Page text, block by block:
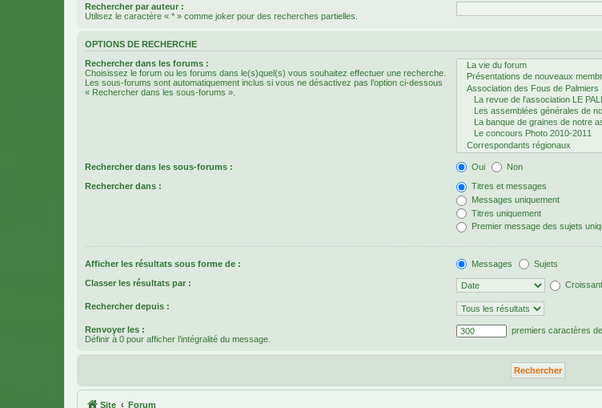
Rechercher par auteur :
Utilisez le caractère « * » comme joker pour des recherches partielles.
OPTIONS DE RECHERCHE
Rechercher dans les forums :
Choisissez le forum ou les forums dans le(s)quel(s) vous souhaitez effectuer une recherche.
Les sous-forums sont automatiquement inclus si vous ne désactivez pas l’option ci-dessous
« Rechercher dans les sous-forums ».
Rechercher dans les sous-forums : Oui Non
Rechercher dans :
Titres et messages
Messages uniquement
Titres uniquement
Premier message des sujets
Afficher les résultats sous forme de : Messages Sujets
Classer les résultats par : Croissant
Rechercher depuis :
Renvoyer les :
Définir à 0 pour afficher l’intégralité du message.
premiers caractères
Site Forum